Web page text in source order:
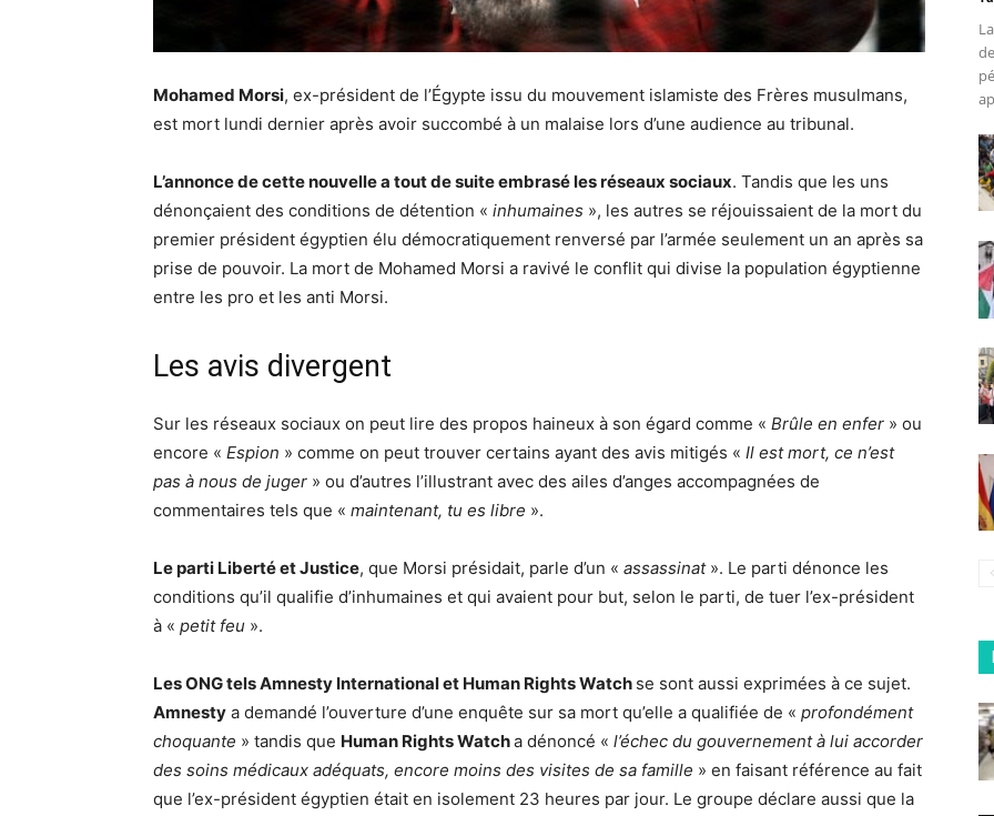
Mohamed Morsi, ex-président de l’Égypte issu du mouvement islamiste des Frères musulmans,
est mort lundi dernier après avoir succombé à un malaise lors d’une audience au tribunal.
L’annonce de cette nouvelle a tout de suite embrasé les réseaux sociaux. Tandis que les uns
dénonçaient des conditions de détention « inhumaines », les autres se réjouissaient de la mort du
premier président égyptien élu démocratiquement renversé par l’armée seulement un an après sa
prise de pouvoir. La mort de Mohamed Morsi a ravivé le conflit qui divise la population égyptienne
entre les pro et les anti Morsi.
Les avis divergent
Sur les réseaux sociaux on peut lire des propos haineux à son égard comme « Brûle en enfer » ou
encore « Espion » comme on peut trouver certains ayant des avis mitigés « Il est mort, ce n’est
pas à nous de juger » ou d’autres l’illustrant avec des ailes d’anges accompagnées de
commentaires tels que « maintenant, tu es libre ».
Le parti Liberté et Justice, que Morsi présidait, parle d’un « assassinat ». Le parti dénonce les
conditions qu’il qualifie d’inhumaines et qui avaient pour but, selon le parti, de tuer l’ex-président
à « petit feu ».
Les ONG tels Amnesty International et Human Rights Watch se sont aussi exprimées à ce sujet.
Amnesty a demandé l’ouverture d’une enquête sur sa mort qu’elle a qualifiée de « profondément
choquante » tandis que Human Rights Watcha dénoncé « l’échec du gouvernement à lui accorder
des soins médicaux adéquats, encore moins des visites de sa famille » en faisant référence au fait
que l’ex-président égyptien était en isolement 23 heures par jour. Le groupe déclare aussi que la